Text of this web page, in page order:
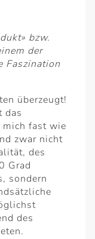
bzw.
der
Faszination
überzeugt!
das
mich fast wie
zwar nicht
des
Grad
sondern
des